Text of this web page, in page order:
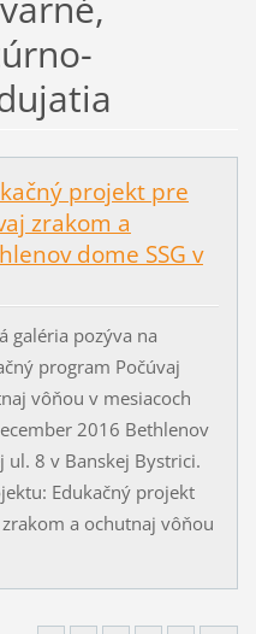
projekt pre
zrakom a
dome SSG v
galéria pozýva na
program Počúvaj
vôňou v mesiacoch
2016 Bethlenov
ul. 8 v Banskej Bystrici.
Edukačný projekt
a ochutnaj vôňou